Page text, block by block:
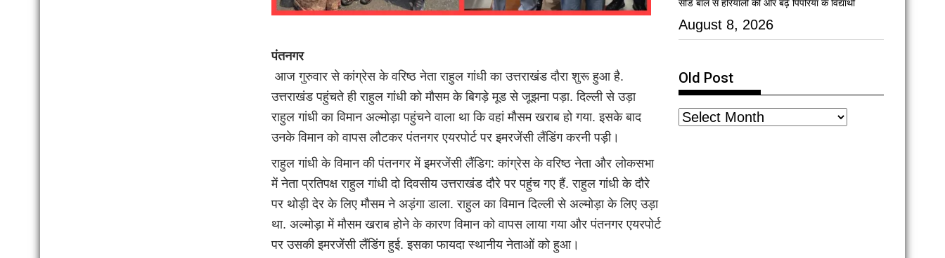
पंतनगर
आज गुरुवार से कांग्रेस के वरिष्ठ नेता राहुल गांधी का उत्तराखंड दौरा शुरू हुआ है.
उत्तराखंड पहुंचते ही राहुल गांधी को मौसम के बिगड़े मूड से जूझना पड़ा. दिल्ली से उड़ा
राहुल गांधी का विमान अल्मोड़ा पहुंचने वाला था कि वहां मौसम खराब हो गया. इसके बाद
उनके विमान को वापस लौटकर पंतनगर एयरपोर्ट पर इमरजेंसी लैंडिंग करनी पड़ी।
राहुल गांधी के विमान की पंतनगर में इमरजेंसी लैंडिग: कांग्रेस के वरिष्ठ नेता और लोकसभा
में नेता प्रतिपक्ष राहुल गांधी दो दिवसीय उत्तराखंड दौरे पर पहुंच गए हैं. राहुल गांधी के दौरे
पर थोड़ी देर के लिए मौसम ने अड़ंगा डाला. राहुल का विमान दिल्ली से अल्मोड़ा के लिए उड़ा
था. अल्मोड़ा में मौसम खराब होने के कारण विमान को वापस लाया गया और पंतनगर एयरपोर्ट
पर उसकी इमरजेंसी लैंडिंग हुई. इसका फायदा स्थानीय नेताओं को हुआ।
सीड बॉल से हरियाली की ओर बढ़े पिपरिया के विद्यार्थी
August 8, 2026
Old Post